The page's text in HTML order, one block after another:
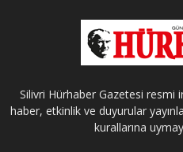
Silivri Hürhaber Gazetesi resmi
haber, etkinlik ve duyurular
kurallarına